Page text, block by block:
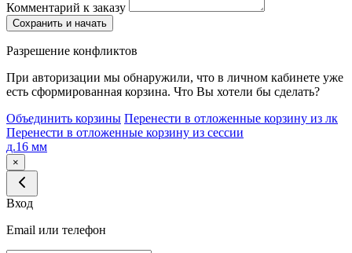
Комментарий к заказу
Сохранить и начать
Разрешение конфликтов
При авторизации мы обнаружили, что в личном кабинете уже
есть сформированная корзина. Что Вы хотели бы сделать?
Объединить корзины Перенести в отложенные корзину из лк
Перенести в отложенные корзину из сессии
д.16 мм
×
Вход
Email или телефон